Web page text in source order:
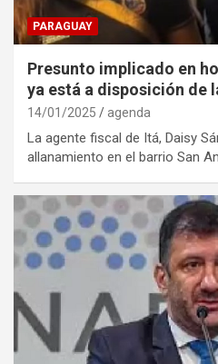
PARAGUAY
Presunto implicado en
ya está a disposición de
14/01/2025 agenda
La agente fiscal de Itá, Daisy
allanamiento en el barrio San